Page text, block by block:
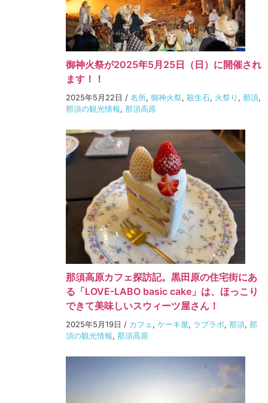
御神火祭が2025年5月25日（日）に開催され
ます！！
2025年5月22日 / 名所, 御神火祭, 殺生石, 火祭り , 那須,
那須の観光情報, 那須高原
那須高原カフェ探訪記。黒田原の住宅街にあ
る「LOVE-LABO basic cake」は、ほっこり
できて美味しいスウィーツ屋さん！
2025年5月19日 / カフェ, ケーキ屋, ラブラボ, 那須, 那
須の観光情報, 那須高原